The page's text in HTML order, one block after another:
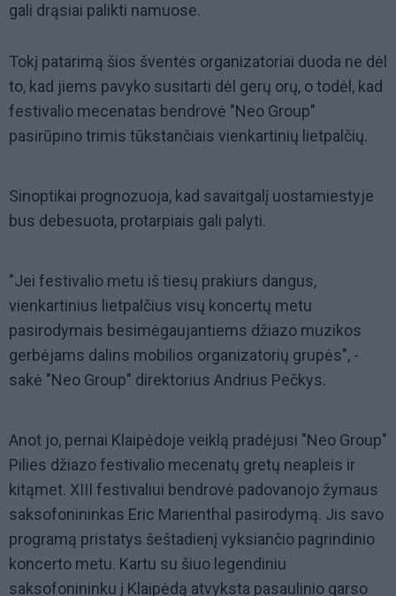
gali drąsiai palikti namuose.
Tokį patarimą šios šventės organizatoriai duoda ne dėl
to, kad jiems pavyko susitarti dėl gerų orų, o todėl, kad
festivalio mecenatas bendrovė "Neo Group"
pasirūpino trimis tūkstančiais vienkartinių lietpalčių.
Sinoptikai prognozuoja, kad savaitgalį uostamiestyje
bus debesuota, protarpiais gali palyti.
"Jei festivalio metu iš tiesų prakiurs dangus,
vienkartinius lietpalčius visų koncertų metu
pasirodymais besimėgaujantiems džiazo muzikos
gerbėjams dalins mobilios organizatorių grupės", -
sakė "Neo Group" direktorius Andrius Pečkys.
Anot jo, pernai Klaipėdoje veiklą pradėjusi "Neo Group"
Pilies džiazo festivalio mecenatų gretų neapleis ir
kitąmet. XIII festivaliui bendrovė padovanojo žymaus
saksofonininkas Eric Marienthal pasirodymą. Jis savo
programą pristatys šeštadienį vyksiančio pagrindinio
koncerto metu. Kartu su šiuo legendiniu
saksofonininku į Klaipėdą atvyksta pasaulinio garso